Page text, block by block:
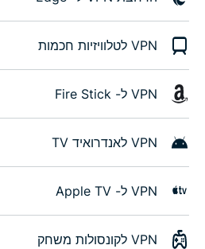
VPN לטלוויזיות חכמות
VPN ל- Fire Stick
VPN לאנדרואיד TV
VPN ל- Apple TV
VPN לקונסולות משחק